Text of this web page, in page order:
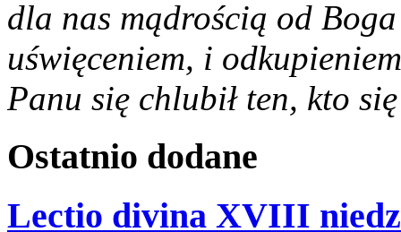
dla nas mądrością od
uświęceniem, i
Panu się chlubił ten, kto
Ostatnio dodane
Lectio divina XVIII